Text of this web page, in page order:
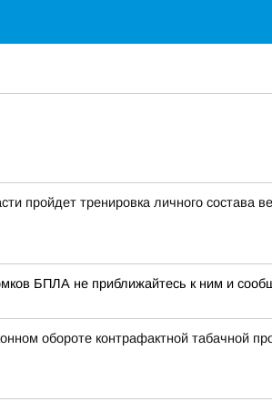
пройдет тренировка личного состава
БПЛА не приближайтесь к ним и
обороте контрафактной табачной